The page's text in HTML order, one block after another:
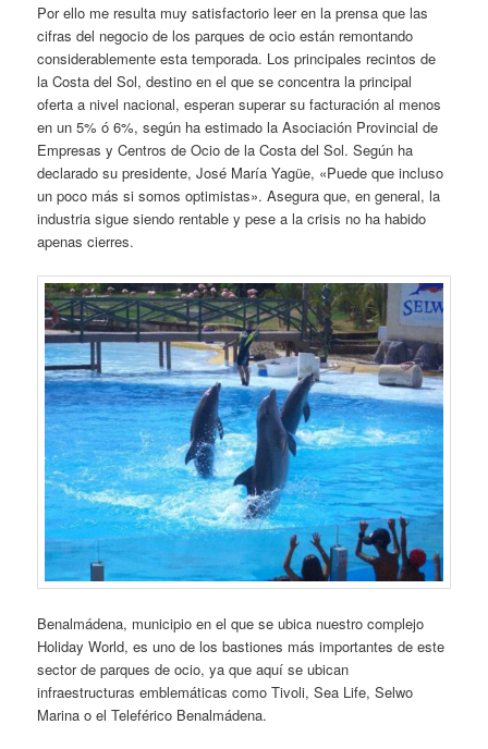
Por ello me resulta muy satisfactorio leer en la prensa que las
cifras del negocio de los parques de ocio están remontando
considerablemente esta temporada. Los principales recintos de
la Costa del Sol, destino en el que se concentra la principal
oferta a nivel nacional, esperan superar su facturación al menos
en un 5% ó 6%, según ha estimado la Asociación Provincial de
Empresas y Centros de Ocio de la Costa del Sol. Según ha
declarado su presidente, José María Yagüe, «Puede que incluso
un poco más si somos optimistas». Asegura que, en general, la
industria sigue siendo rentable y pese a la crisis no ha habido
apenas cierres.
Benalmádena, municipio en el que se ubica nuestro complejo
Holiday World, es uno de los bastiones más importantes de este
sector de parques de ocio, ya que aquí se ubican
infraestructuras emblemáticas como Tivoli, Sea Life, Selwo
Marina o el Teleférico Benalmádena.